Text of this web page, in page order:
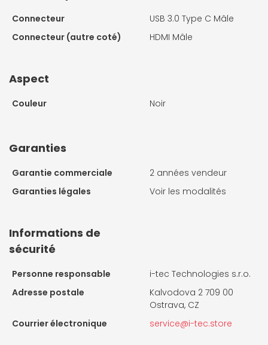
Connecteur
USB 3.0 Type C Mâle
Connecteur (autre coté)
HDMI Mâle
Aspect
Couleur Noir
Garanties
Garantie commerciale
2 années vendeur
Garanties légales
Voir les modalités
Informations de
sécurité
Personne responsable
i-tec Technologies s.r.o.
Adresse postale
Kalvodova 2 709 00
Ostrava, CZ
Courrier électronique
service@i-tec.store